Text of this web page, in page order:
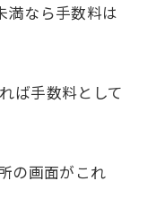
満なら手数料は
ば手数料として
の画面がこれ